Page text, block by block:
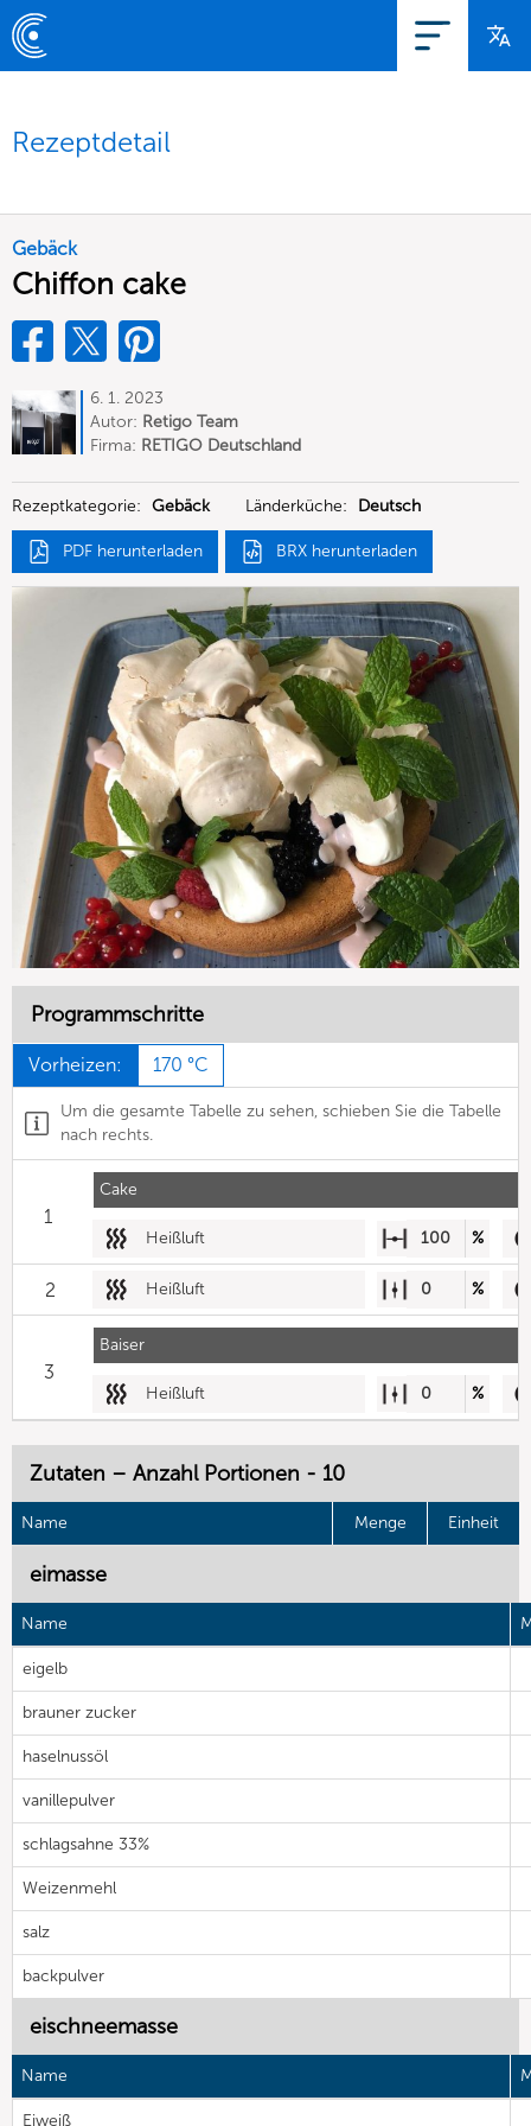
Rezeptdetail
Gebäck
Chiffon cake
6. 1. 2023
Autor: Retigo Team
Deutschland
Firma: RETIGO Deutschland
Rezeptkategorie: Gebäck Länderküche: Deutsch
PDF herunterladen BRX herunterladen
Programmschritte
Vorheizen: 170 °C
Um die gesamte Tabelle zu sehen, schieben Sie die Tabelle
nach rechts.
Cake
1
Heißluft 100 %
2 Heißluft 0 %
Baiser
3
Heißluft 0 %
Zutaten – Anzahl Portionen - 10
Name Menge Einheit
eimasse
Name
eigelb
brauner zucker
haselnussöl
vanillepulver
schlagsahne 33%
Weizenmehl
salz
backpulver
eischneemasse
Name
Eiweiß